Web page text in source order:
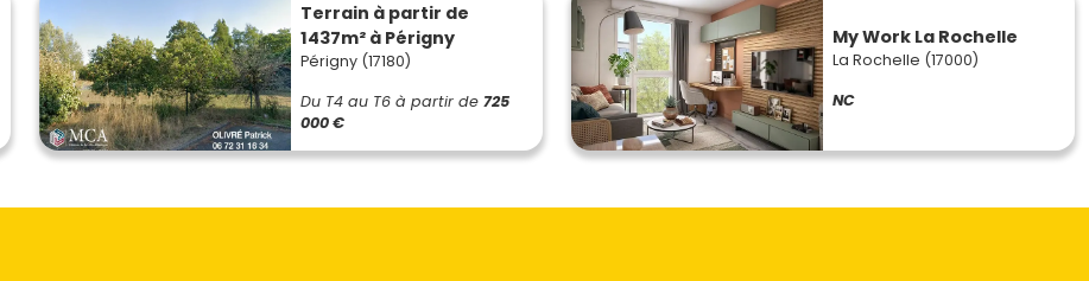
Terrain à partir de
1437m² à Périgny
Périgny (17180)
Du T4 au T6 à partir de 725
000 €
My Work La Rochelle
La Rochelle (17000)
NC